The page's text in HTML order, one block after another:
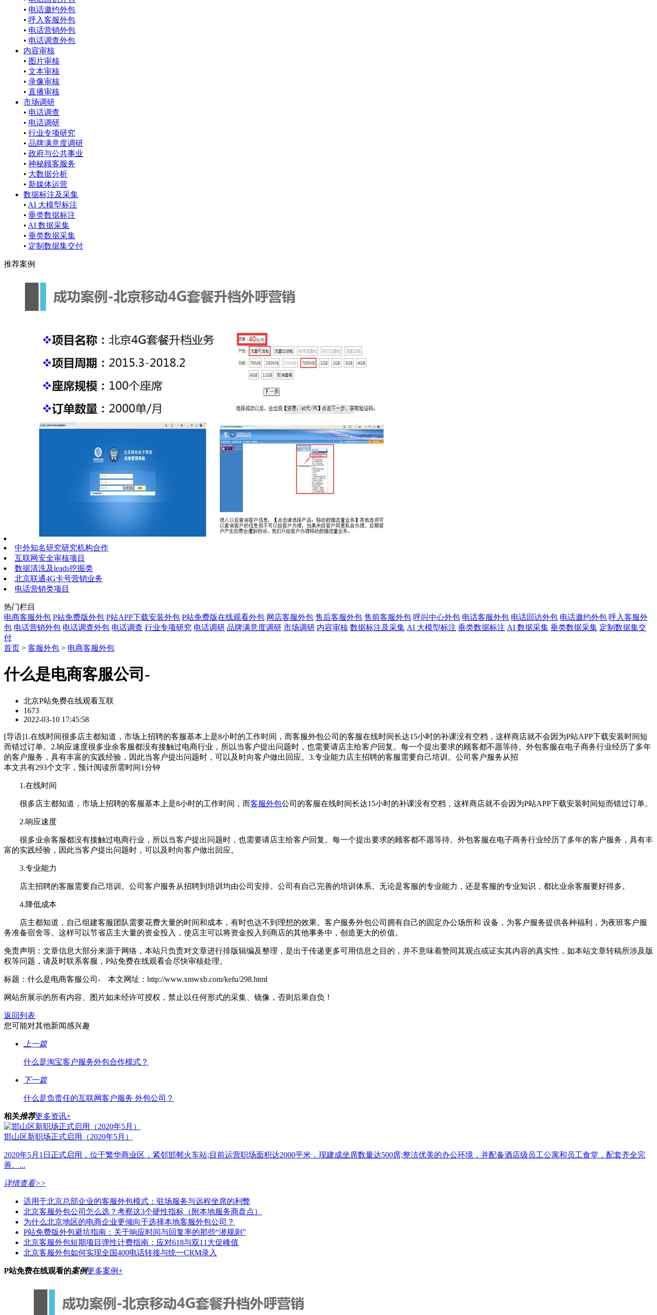
• 电话邀约外包
• 呼入客服外包
• 电话营销外包
• 电话调查外包
内容审核
• 图片审核
• 文本审核
• 录像审核
• 直播审核
市场调研
• 电话调查
• 电话调研
• 行业专项研究
• 品牌满意度调研
• 政府与公共事业
• 神秘顾客服务
• 大数据分析
• 新媒体运营
数据标注及采集
• AI 大模型标注
• 垂类数据标注
• AI 数据采集
• 垂类数据采集
• 定制数据集交付
推荐案例
中外知名研究研究机构合作
互联网安全审核项目
数据清洗及leads挖掘类
北京联通4G卡号营销业务
电话营销类项目
热门栏目
电商客服外包 P站免费版外包 P站APP下载安装外包 P站免费版在线观看外包 网店客服外包 售后客服外包 售前客服外包 呼叫中心外包 电话客服外包 电话回访外包 电话邀约外包 呼入客服外
包 电话营销外包 电话调查外包 电话调查 行业专项研究 电话调研 品牌满意度调研 市场调研 内容审核 数据标注及采集 AI 大模型标注 垂类数据标注 AI 数据采集 垂类数据采集 定制数据集交
付
首页 > 客服外包 > 电商客服外包
什么是电商客服公司-
北京P站免费在线观看互联
1673
2022-03-10 17:45:58
[导语]1.在线时间很多店主都知道，市场上招聘的客服基本上是8小时的工作时间，而客服外包公司的客服在线时间长达15小时的补课没有空档，这样商店就不会因为P站APP下载安装时间短
而错过订单。2.响应速度很多业余客服都没有接触过电商行业，所以当客户提出问题时，也需要请店主给客户回复。每一个提出要求的顾客都不愿等待。外包客服在电子商务行业经历了多年
的客户服务，具有丰富的实践经验，因此当客户提出问题时，可以及时向客户做出回应。3.专业能力店主招聘的客服需要自己培训。公司客户服务从招
本文共有293个文字，预计阅读所需时间1分钟
1.在线时间
很多店主都知道，市场上招聘的客服基本上是8小时的工作时间，而客服外包公司的客服在线时间长达15小时的补课没有空档，这样商店就不会因为P站APP下载安装时间短而错过订单。
2.响应速度
很多业余客服都没有接触过电商行业，所以当客户提出问题时，也需要请店主给客户回复。每一个提出要求的顾客都不愿等待。外包客服在电子商务行业经历了多年的客户服务，具有丰
富的实践经验，因此当客户提出问题时，可以及时向客户做出回应。
3.专业能力
店主招聘的客服需要自己培训。公司客户服务从招聘到培训均由公司安排。公司有自己完善的培训体系。无论是客服的专业能力，还是客服的专业知识，都比业余客服要好得多。
4.降低成本
店主都知道，自己组建客服团队需要花费大量的时间和成本，有时也达不到理想的效果。客户服务外包公司拥有自己的固定办公场所和 设备，为客户服务提供各种福利，为夜班客户服
务准备宿舍等。这样可以节省店主大量的资金投入，使店主可以将资金投入到商店的其他事务中，创造更大的价值。
免责声明：文章信息大部分来源于网络，本站只负责对文章进行排版辑编及整理，是出于传递更多可用信息之目的，并不意味着赞同其观点或证实其内容的真实性，如本站文章转稿所涉及版
权等问题，请及时联系客服，P站免费在线观看会尽快审核处理。
标题：什么是电商客服公司- 本文网址：http://www.xmwxb.com/kefu/298.html
网站所展示的所有内容、图片如未经许可授权，禁止以任何形式的采集、镜像，否则后果自负！
返回列表
您可能对其他新闻感兴趣
上一篇
什么是淘宝客户服务外包合作模式？
下一篇
什么是负责任的互联网客户服务 外包公司？
相关推荐更多资讯+
邯山区新职场正式启用（2020年5月）
2020年5月1日正式启用，位于繁华商业区，紧邻邯郸火车站;目前运营职场面积达2000平米，现建成坐席数量达500席;整洁优美的办公环境，并配备酒店级员工公寓和员工食堂，配套齐全完
善。...
详情查看>>
适用于北京总部企业的客服外包模式：驻场服务与远程坐席的利弊
北京客服外包公司怎么选？考察这3个硬性指标（附本地服务商盘点）
为什么北京地区的电商企业更倾向于选择本地客服外包公司？
P站免费版外包避坑指南：关于响应时间与回复率的那些“潜规则”
北京客服外包短期项目弹性计费指南：应对618与双11大促峰值
北京客服外包如何实现全国400电话转接与统一CRM录入
P站免费在线观看的案例更多案例+